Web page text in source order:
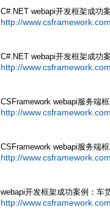
C#.NET webapi开发框架成功
http://
C#.NET webapi开发框架成功
http://
CSFramework webapi服务端
http://
CSFramework webapi服务端
http://
webapi开发框架成功案例：车
http://